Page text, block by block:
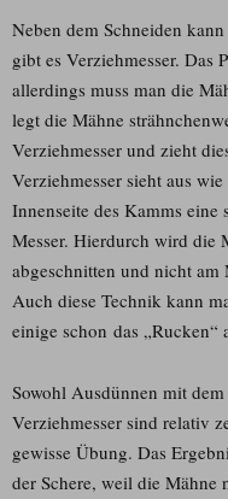
Neben dem Schneiden
gibt es Verziehmesser. Das
allerdings muss man die
legt die Mähne
Verziehmesser und zieht
Verziehmesser sieht aus
Innenseite des Kamms
Messer. Hierdurch wird die
abgeschnitten und nicht am
Auch diese Technik kann
einige schon das „Rucken“
Sowohl Ausdünnen mit
Verziehmesser sind relativ
gewisse Übung. Das
der Schere, weil die Mähne